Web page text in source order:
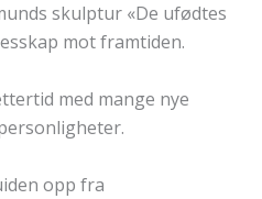
skulptur «De ufødtes
mot framtiden.
med mange nye
opp fra